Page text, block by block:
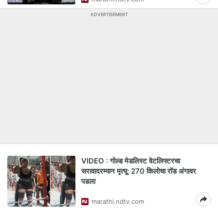
ADVERTISEMENT
VIDEO : गोल्ड मेडलिस्ट वेटलिफ्टरचा
सरावादरम्यान मृत्यू; 270 किलोचा रॉड अंगावर
पडला
marathi.ndtv.com